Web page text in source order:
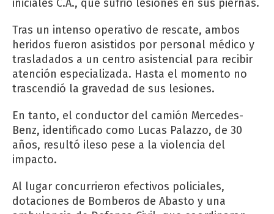
iniciales C.A., que sufrió lesiones en sus piernas.
Tras un intenso operativo de rescate, ambos
heridos fueron asistidos por personal médico y
trasladados a un centro asistencial para recibir
atención especializada. Hasta el momento no
trascendió la gravedad de sus lesiones.
En tanto, el conductor del camión Mercedes-
Benz, identificado como Lucas Palazzo, de 30
años, resultó ileso pese a la violencia del
impacto.
Al lugar concurrieron efectivos policiales,
dotaciones de Bomberos de Abasto y una